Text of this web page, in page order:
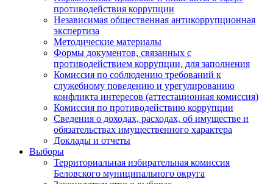
противодействия коррупции
Независимая общественная антикоррупционная
экспертиза
Методические материалы
Формы документов, связанных с
противодействием коррупции, для заполнения
Комиссия по соблюдению требований к
служебному поведению и урегулированию
конфликта интересов (аттестационная комиссия)
Комиссия по противодействию коррупции
Сведения о доходах, расходах, об имуществе и
обязательствах имущественного характера
Доклады и отчеты
Выборы
Территориальная избирательная комиссия
Беловского муниципального округа